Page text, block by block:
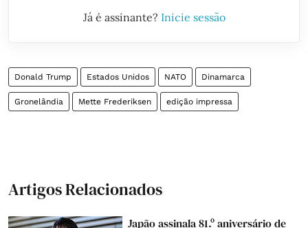
Já é assinante? Inicie sessão
Donald Trump Estados Unidos NATO Dinamarca
Gronelândia Mette Frederiksen edição impressa
Artigos Relacionados
Japão assinala 81.º aniversário de